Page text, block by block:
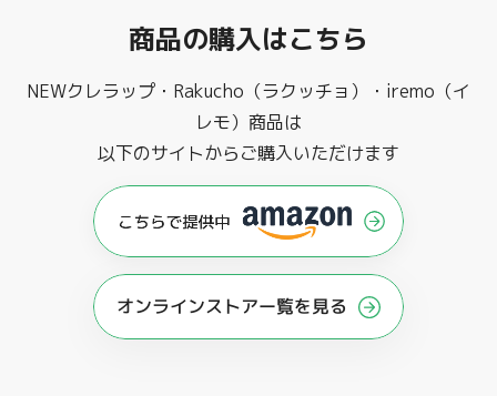
商品の購入はこちら
NEWクレラップ・Rakucho（ラクッチョ）・iremo（イ
レモ）商品は
以下のサイトからご購入いただけます
オンラインストアー覧を見る